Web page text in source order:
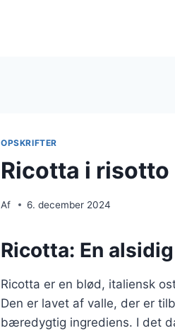
OPSKRIFTER
Ricotta i risotto
Af 6. december 2024
Ricotta: En
Ricotta er en blød, italiensk
Den er lavet af valle, der er
bæredygtig ingrediens. I det